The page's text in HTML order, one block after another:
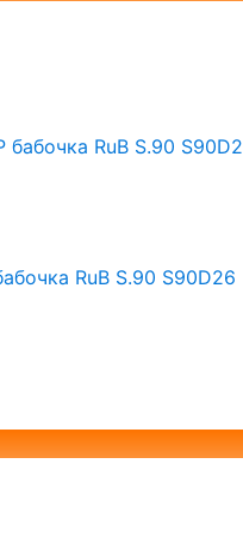
RuB S.90 S90D26